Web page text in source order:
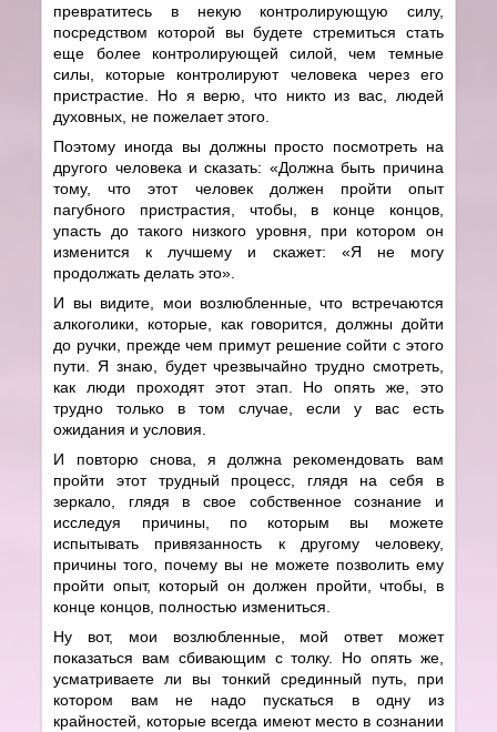
превратитесь в некую контролирующую силу,
посредством которой вы будете стремиться стать
еще более контролирующей силой, чем темные
силы, которые контролируют человека через его
пристрастие. Но я верю, что никто из вас, людей
духовных, не пожелает этого.
Поэтому иногда вы должны просто посмотреть на
другого человека и сказать: «Должна быть причина
тому, что этот человек должен пройти опыт
пагубного пристрастия, чтобы, в конце концов,
упасть до такого низкого уровня, при котором он
изменится к лучшему и скажет: «Я не могу
продолжать делать это».
И вы видите, мои возлюбленные, что встречаются
алкоголики, которые, как говорится, должны дойти
до ручки, прежде чем примут решение сойти с этого
пути. Я знаю, будет чрезвычайно трудно смотреть,
как люди проходят этот этап. Но опять же, это
трудно только в том случае, если у вас есть
ожидания и условия.
И повторю снова, я должна рекомендовать вам
пройти этот трудный процесс, глядя на себя в
зеркало, глядя в свое собственное сознание и
исследуя причины, по которым вы можете
испытывать привязанность к другому человеку,
причины того, почему вы не можете позволить ему
пройти опыт, который он должен пройти, чтобы, в
конце концов, полностью измениться.
Ну вот, мои возлюбленные, мой ответ может
показаться вам сбивающим с толку. Но опять же,
усматриваете ли вы тонкий срединный путь, при
котором вам не надо пускаться в одну из
крайностей, которые всегда имеют место в сознании